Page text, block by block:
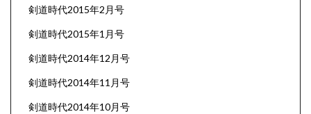
剣道時代2015年2月号
剣道時代2015年1月号
剣道時代2014年12月号
剣道時代2014年11月号
剣道時代2014年10月号